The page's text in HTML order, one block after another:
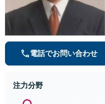
電話でお問い合わせ
注力分野